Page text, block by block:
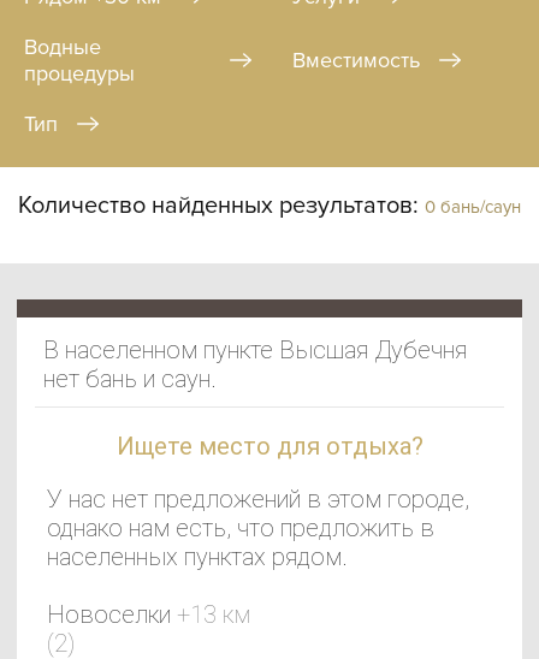
Водные
процедуры
Вместимость
Тип
Количество найденных результатов: 0 бань/саун
В населенном пункте Высшая Дубечня
нет бань и саун.
Ищете место для отдыха?
У нас нет предложений в этом городе,
однако нам есть, что предложить в
населенных пунктах рядом.
Новоселки +13 км
(2)